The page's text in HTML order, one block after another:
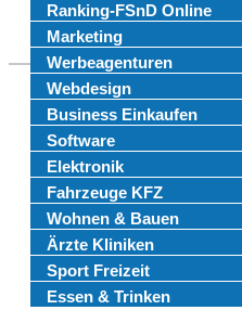
Ranking-FSnD Online
Marketing
Werbeagenturen
Webdesign
Business Einkaufen
Software
Elektronik
Fahrzeuge KFZ
Wohnen & Bauen
Ärzte Kliniken
Sport Freizeit
Essen & Trinken